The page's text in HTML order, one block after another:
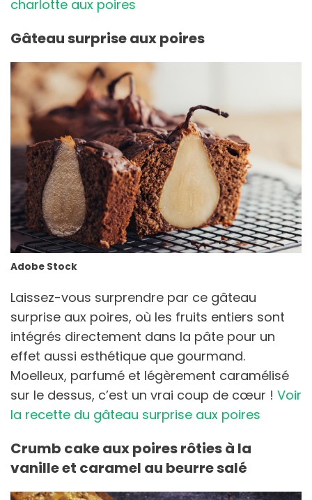
charlotte aux poires
Gâteau surprise aux poires
Adobe Stock
Laissez-vous surprendre par ce gâteau
surprise aux poires, où les fruits entiers sont
intégrés directement dans la pâte pour un
effet aussi esthétique que gourmand.
Moelleux, parfumé et légèrement caramélisé
sur le dessus, c’est un vrai coup de cœur ! Voir
la recette du gâteau surprise aux poires
Crumb cake aux poires rôties à la
vanille et caramel au beurre salé